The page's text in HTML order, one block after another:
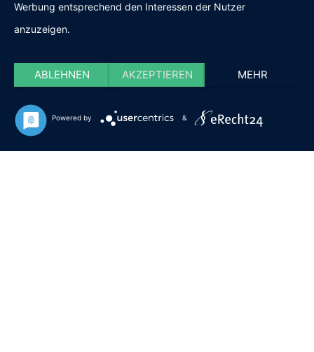
Werbung entsprechend den Interessen der Nutzer
anzuzeigen.
ABLEHNEN AKZEPTIEREN MEHR
Powered by &